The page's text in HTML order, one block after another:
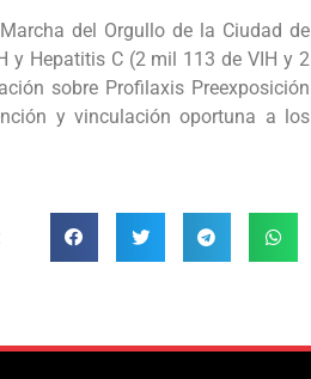
del Orgullo de la Ciudad de
y Hepatitis C (2 mil 113 de VIH y 2
sobre Profilaxis Preexposición
y vinculación oportuna a los